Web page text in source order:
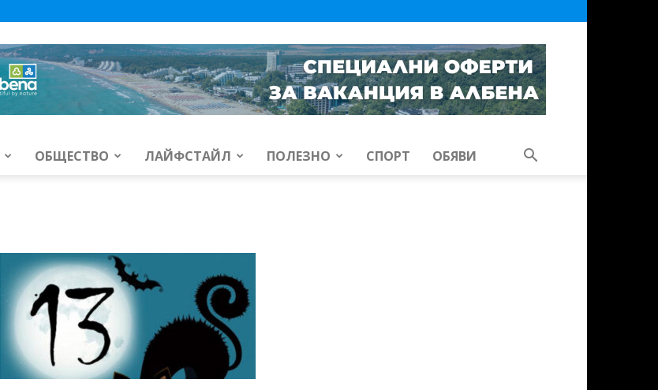
ОБЩЕСТВО ЛАЙФСТАЙЛ ПОЛЕЗНО СПОРТ ОБЯВИ